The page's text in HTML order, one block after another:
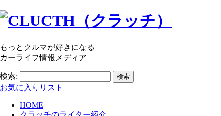
もっとクルマが好きになる
カーライフ情報メディア
検索:
お気に入りリスト
HOME
クラッチのライター紹介